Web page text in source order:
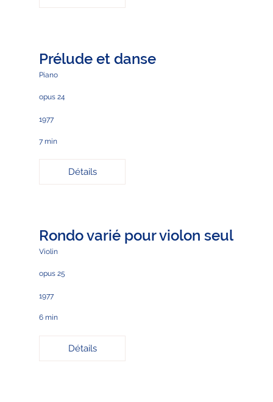
Prélude et danse
Piano
opus 24
1977
7 min
Détails
Rondo varié pour violon seul
Violin
opus 25
1977
6 min
Détails